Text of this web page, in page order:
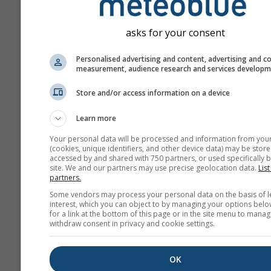
meteoblue nenesie žiadnu
povahu týchto výstrah.
možné nahlásiť
formulára odozvya budú
meteoMail -
Savignano sul
mailom zadarmo.
meteoMail je bezplatný a
asks for your consent
Personalised advertising and content, advertising and
measurement, audience research and services
Store and/or access information on a device
Learn more
Your personal data will be processed and information from
(cookies, unique identifiers, and other device data) may be
accessed by and shared with 750 partners, or used specifically
site. We and our partners may use precise geolocation data.
partners.
Some vendors may process your personal data on the basis of
interest, which you can object to by managing your options
for a link at the bottom of this page or in the site menu to
withdraw consent in privacy and cookie settings.
OK